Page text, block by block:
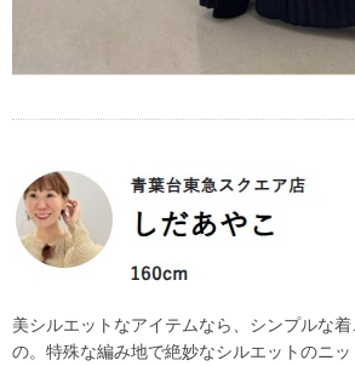
美シルエットなアイテムなら、シンプルな
の。特殊な編み地で絶妙なシルエットのニッ